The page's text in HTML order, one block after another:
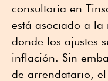
consultoría en
está asociado a la
donde los ajustes
inflación. Sin
de arrendatario,